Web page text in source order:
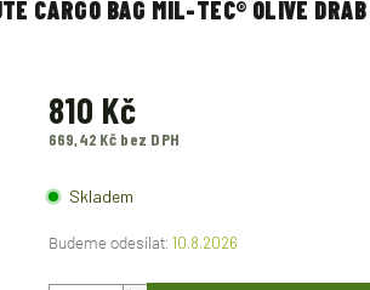
CARGO BAG MIL-TEC® OLIVE DRAB
810 Kč
669,42 Kč bez DPH
cena:Skladem
10.8.2026